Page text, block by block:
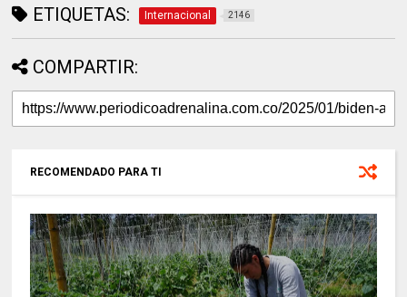
ETIQUETAS: Internacional 2146
COMPARTIR:
RECOMENDADO PARA TI